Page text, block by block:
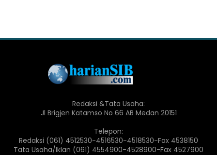
Redaksi &Tata Usaha:
Jl Brigjen Katamso No 66 AB Medan 20151
Telepon:
Redaksi (061) 4512530-4516530-4518530-Fax 4538150
Tata Usaha/Iklan (061) 4554900-4528900-Fax 4527900